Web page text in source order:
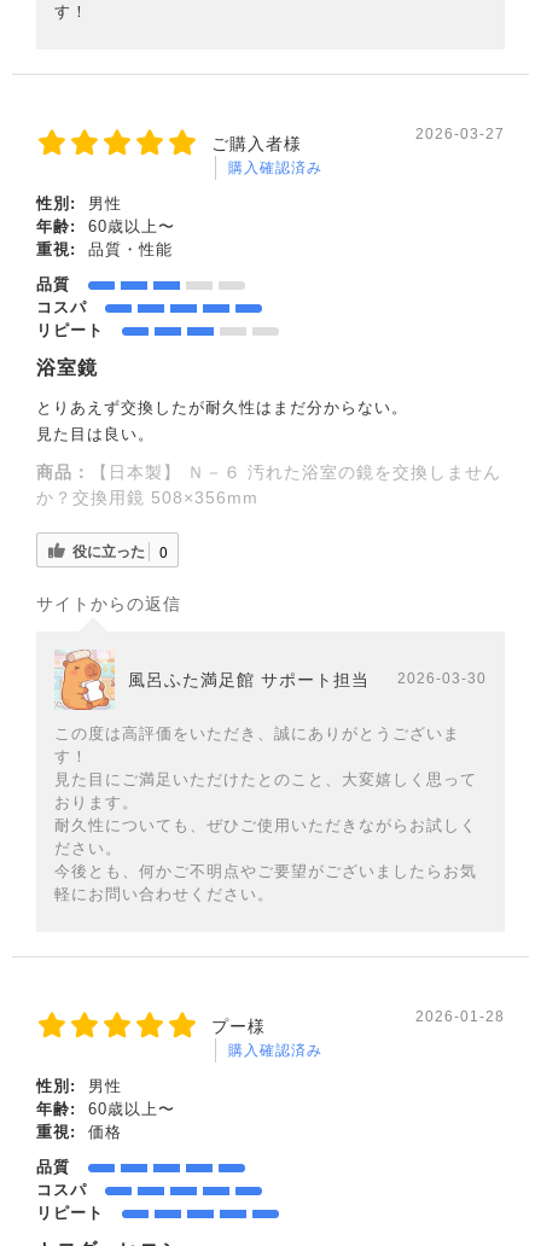
す！
ご購入者様
購入確認済み
2026-03-27
性別:
男性
年齢:
60歳以上〜
重視:
品質・性能
品質
コスパ
リピート
浴室鏡
とりあえず交換したが耐久性はまだ分からない。
見た目は良い。
商品：
【日本製】 Ｎ－６ 汚れた浴室の鏡を交換しません
か？交換用鏡 508×356mm
役に立った 0
サイトからの返信
風呂ふた満足館 サポート担当 2026-03-30
この度は高評価をいただき、誠にありがとうございま
す！
見た目にご満足いただけたとのこと、大変嬉しく思って
おります。
耐久性についても、ぜひご使用いただきながらお試しく
ださい。
今後とも、何かご不明点やご要望がございましたらお気
軽にお問い合わせください。
プー様
購入確認済み
2026-01-28
性別:
男性
年齢:
60歳以上〜
重視:
価格
品質
コスパ
リピート